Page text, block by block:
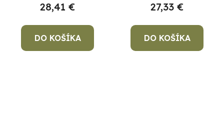
28,41 €
DO KOŠÍKA
27,33 €
DO KOŠÍKA